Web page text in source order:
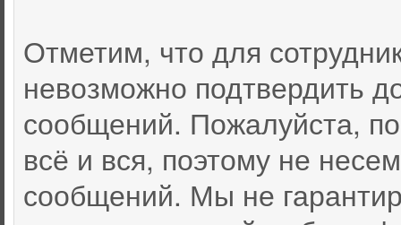
Отметим, что для
невозможно подтвердить
сообщений. Пожалуйста,
всё и вся, поэтому не
сообщений. Мы не